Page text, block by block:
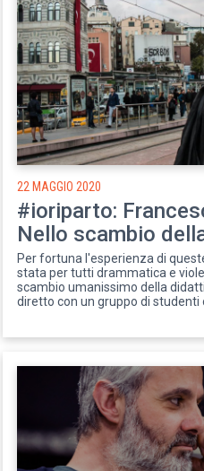
22 MAGGIO 2020
#ioriparto:
Nello scambio
Per fortuna l'esperienza di
stata per tutti drammatica e
scambio umanissimo della
diretto con un gruppo di studenti